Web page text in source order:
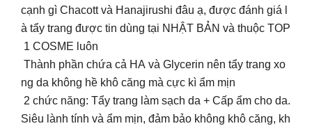
cạnh gì Chacott và Hanajirushi đâu ạ, được đánh giá l
à tẩy trang được tin dùng tại NHẬT BẢN và thuộc TOP
1 COSME luôn
Thành phần chứa cả HA và Glycerin nên tẩy trang xo
ng da không hề khô căng mà cực kì ẩm mịn
2 chức năng: Tẩy trang làm sạch da + Cấp ẩm cho da.
Siêu lành tính và ẩm mịn, đảm bảo không khô căng, kh